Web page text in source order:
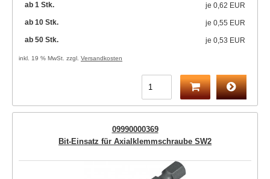
ab 1 Stk.
je 0,62 EUR
ab 10 Stk.
je 0,55 EUR
ab 50 Stk.
je 0,53 EUR
inkl. 19 % MwSt. zzgl. Versandkosten
09990000369
Bit-Einsatz für Axialklemmschraube SW2